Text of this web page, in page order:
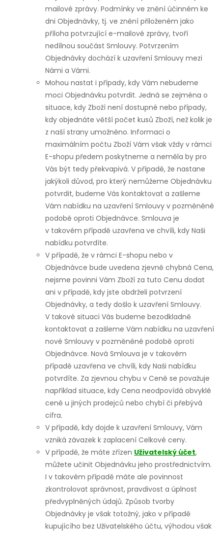
mailové zprávy. Podmínky ve znění účinném ke
dni Objednávky, tj. ve znění přiloženém jako
příloha potvrzující e-mailové zprávy, tvoří
nedílnou součást Smlouvy. Potvrzením
Objednávky dochází k uzavření Smlouvy mezi
Námi a Vámi.
Mohou nastat i případy, kdy Vám nebudeme
moci Objednávku potvrdit. Jedná se zejména o
situace, kdy Zboží není dostupné nebo případy,
kdy objednáte větší počet kusů Zboží, než kolik je
z naší strany umožněno. Informaci o
maximálním počtu Zboží Vám však vždy v rámci
E-shopu předem poskytneme a neměla by pro
Vás být tedy překvapivá. V případě, že nastane
jakýkoli důvod, pro který nemůžeme Objednávku
potvrdit, budeme Vás kontaktovat a zašleme
Vám nabídku na uzavření Smlouvy v pozměněné
podobě oproti Objednávce. Smlouva je
v takovém případě uzavřena ve chvíli, kdy Naši
nabídku potvrdíte.
V případě, že v rámci E-shopu nebo v
Objednávce bude uvedena zjevně chybná Cena,
nejsme povinni Vám Zboží za tuto Cenu dodat
ani v případě, kdy jste obdrželi potvrzení
Objednávky, a tedy došlo k uzavření Smlouvy.
V takové situaci Vás budeme bezodkladně
kontaktovat a zašleme Vám nabídku na uzavření
nové Smlouvy v pozměněné podobě oproti
Objednávce. Nová Smlouva je v takovém
případě uzavřena ve chvíli, kdy Naši nabídku
potvrdíte. Za zjevnou chybu v Ceně se považuje
například situace, kdy Cena neodpovídá obvyklé
ceně u jiných prodejců nebo chybí či přebývá
cifra.
V případě, kdy dojde k uzavření Smlouvy, Vám
vzniká závazek k zaplacení Celkové ceny.
V případě, že máte zřízen Uživatelský účet,
můžete učinit Objednávku jeho prostřednictvím.
I v takovém případě máte ale povinnost
zkontrolovat správnost, pravdivost a úplnost
předvyplněných údajů. Způsob tvorby
Objednávky je však totožný, jako v případě
kupujícího bez Uživatelského účtu, výhodou však